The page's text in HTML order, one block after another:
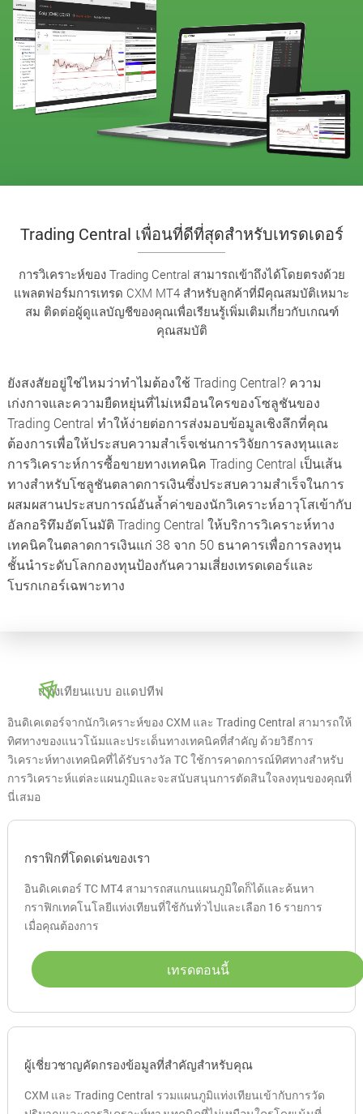
Trading Central เพื่อนที่ดีที่สุดสำหรับเทรดเดอร์
การวิเคราะห์ของ Trading Central สามารถเข้าถึงได้โดยตรงด้วย
แพลตฟอร์มการเทรด CXM MT4 สำหรับลูกค้าที่มีคุณสมบัติเหมาะ
สม ติดต่อผู้ดูแลบัญชีของคุณเพื่อเรียนรู้เพิ่มเติมเกี่ยวกับเกณฑ์
คุณสมบัติ
ยังสงสัยอยู่ใช่ไหมว่าทำไมต้องใช้ Trading Central? ความ
เก่งกาจและความยืดหยุ่นที่ไม่เหมือนใครของโซลูชันของ
Trading Central ทำให้ง่ายต่อการส่งมอบข้อมูลเชิงลึกที่คุณ
ต้องการเพื่อให้ประสบความสำเร็จเช่นการวิจัยการลงทุนและ
การวิเคราะห์การซื้อขายทางเทคนิค Trading Central เป็นเส้น
ทางสำหรับโซลูชันตลาดการเงินซึ่งประสบความสำเร็จในการ
ผสมผสานประสบการณ์อันล้ำค่าของนักวิเคราะห์อาวุโสเข้ากับ
อัลกอริทึมอัตโนมัติ Trading Central ให้บริการวิเคราะห์ทาง
เทคนิคในตลาดการเงินแก่ 38 จาก 50 ธนาคารเพื่อการลงทุน
ชั้นนำระดับโลกกองทุนป้องกันความเสี่ยงเทรดเดอร์และ
โบรกเกอร์เฉพาะทาง
แท่งเทียนแบบ อแดปทีฟ
อินดิเคเตอร์จากนักวิเคราะห์ของ CXM และ Trading Central สามารถให้
ทิศทางของแนวโน้มและประเด็นทางเทคนิคที่สำคัญ ด้วยวิธีการ
วิเคราะห์ทางเทคนิคที่ได้รับรางวัล TC ใช้การคาดการณ์ทิศทางสำหรับ
การวิเคราะห์แต่ละแผนภูมิและจะสนับสนุนการตัดสินใจลงทุนของคุณที่
นี่เสมอ
กราฟิกที่โดดเด่นของเรา
อินดิเคเตอร์ TC MT4 สามารถสแกนแผนภูมิใดก็ได้และค้นหา
กราฟิกเทคโนโลยีแท่งเทียนที่ใช้กันทั่วไปและเลือก 16 รายการ
เมื่อคุณต้องการ
เทรดตอนนี้
ผู้เชี่ยวชาญคัดกรองข้อมูลที่สำคัญสำหรับคุณ
CXM และ Trading Central รวมแผนภูมิแท่งเทียนเข้ากับการวัด